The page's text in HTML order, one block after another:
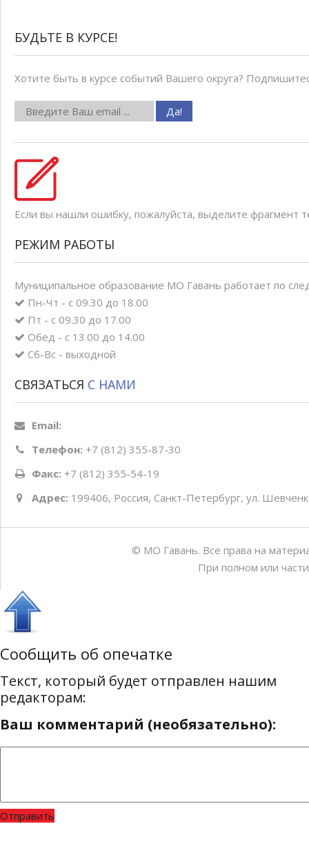
БУДЬТЕ В КУРСЕ!
Хотите быть в курсе событий Вашего округа?
Если вы нашли ошибку, пожалуйста, выделите фрагмент
РЕЖИМ РАБОТЫ
Муниципальное образование МО Гавань работает по
Пн-Чт - с 09.30 до 18.00
Пт - с 09.30 до 17.00
Обед - с 13.00 до 14.00
Сб-Вс - выходной
СВЯЗАТЬСЯ С НАМИ
Email:
Телефон: +7 (812) 355-87-30
Факс: +7 (812) 355-54-19
Адрес: 199406, Россия, Санкт-Петербург, ул.
© МО Гавань. Все права на
При полном или
Сообщить об опечатке
Текст, который будет отправлен нашим
редакторам:
Ваш комментарий (необязательно):
Отправить